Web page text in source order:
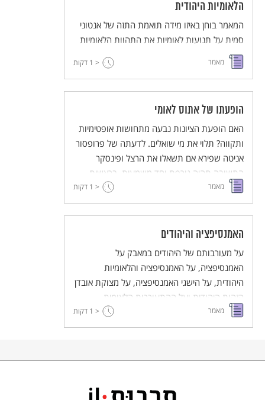
הלאומיות היהודית
המאמר בוחן באיזו מידה תואמת התזה של אנטוני
סמית על תנועות לאומיות את התהוות הלאומיות
היהודית. לצורך כך הא מנתח את תפיסת העולם
של האינטליגנציה היהודית שראתה באמנציפציה
'מבשרי הציונות' ביצירת מסה משמעותית של
תומכים.
מאמר < 1 דקות
הופעתו של אתוס לאומי
האם הופעת הציונות נבעה מתחושות אופטימיות
ותקווה? תלוי את מי שואלים. לדעתה של פרופסור
אניטה שפירא אם תשאלו את הרצל ופינסקר
התשובה תהיה גורפת וחד משמעית. בראשית
המאה ה- 20 התערער ביטחון הקיום הפיזי של
יהודים. פרופ' אניטה שפירא טוענת כי פרעות
קישינב, סמל החולשה היהודית, הן שיצרו את
המפנה ביחסו של היהודי להתגוננות. היהודי הפך
מסביל לפעיל וממגן לתוקף.
מאמר < 1 דקות
האמנסיפציה והיהודים
על מעורבותם של היהודים במאבק על
האמנסיפציה, על האמנסיפציה והלאומיות
היהודית, על הישגי האמנסיפציה, על מצוקת אובדן
הזהות היהודית ועל ההתעוררות הלאומית
היהודית.
מאמר < 1 דקות